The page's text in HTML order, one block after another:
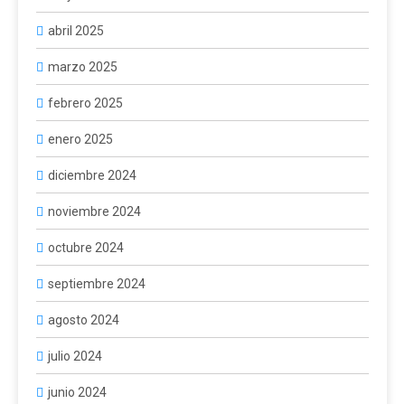
abril 2025
marzo 2025
febrero 2025
enero 2025
diciembre 2024
noviembre 2024
octubre 2024
septiembre 2024
agosto 2024
julio 2024
junio 2024